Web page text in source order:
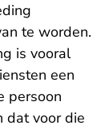
te worden.
is vooral
een
persoon
dat voor die